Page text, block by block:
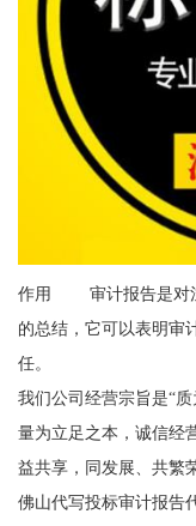
作用 审计报告是对注
的总结，它可以表明审
任。
我们公司经营宗旨是“
量为立足之本，诚信经
益共享，同发展、共繁
佛山代写投标审计报告